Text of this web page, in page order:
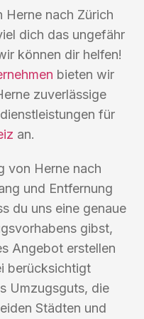
Herne nach Zürich
dich das ungefähr
können dir helfen!
bieten wir
zuverlässige
für
an.
von Herne nach
und Entfernung
du uns eine genaue
gibst,
Angebot erstellen
berücksichtigt
Umzugsguts, die
Städten und